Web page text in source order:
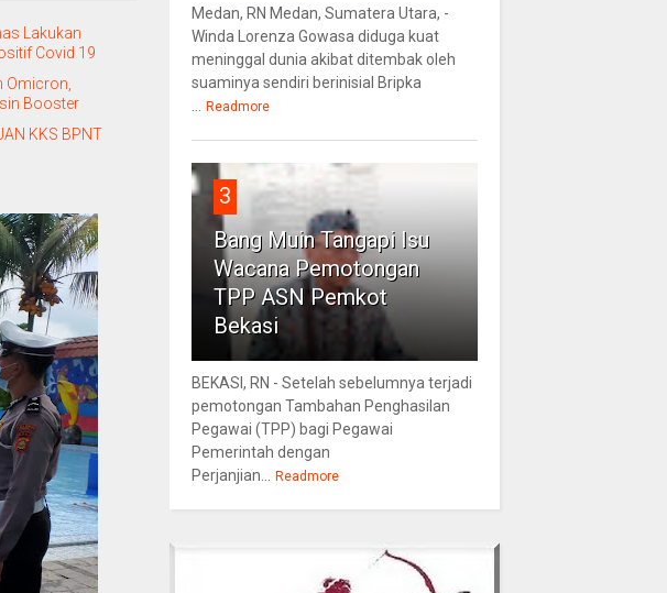
Lakukan
Covid 19
Omicron,
Booster
KKS BPNT
Medan, RN Medan, Sumatera Utara, -
Winda Lorenza Gowasa diduga kuat
meninggal dunia akibat ditembak oleh
suaminya sendiri berinisial Bripka
Readmore
3
Bang Muin Tangapi Isu
Wacana Pemotongan
TPP ASN Pemkot
Bekasi
BEKASI, RN - Setelah sebelumnya terjadi
pemotongan Tambahan Penghasilan
Pegawai (TPP) bagi Pegawai
Pemerintah dengan
Perjanjian...
Readmore